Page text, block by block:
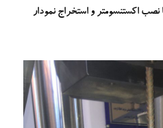
اکستنسومتر و استخراج نمودار